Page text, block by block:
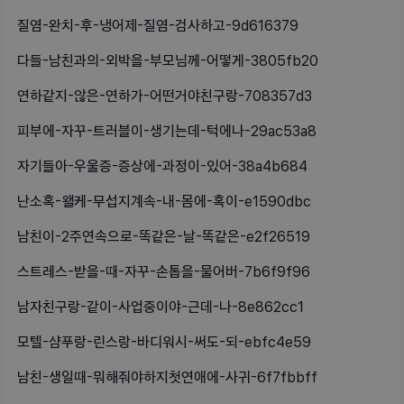
질염-완치-후-냉어제-질염-검사하고-9d616379
다들-남친과의-외박을-부모님께-어떻게-3805fb20
연하같지-않은-연하가-어떤거야친구랑-708357d3
피부에-자꾸-트러블이-생기는데-턱에나-29ac53a8
자기들아-우울증-증상에-과정이-있어-38a4b684
난소혹-왤케-무섭지계속-내-몸에-혹이-e1590dbc
남친이-2주연속으로-똑같은-날-똑같은-e2f26519
스트레스-받을-때-자꾸-손톱을-물어버-7b6f9f96
남자친구랑-같이-사업중이야-근데-나-8e862cc1
모텔-샴푸랑-린스랑-바디워시-써도-되-ebfc4e59
남친-생일때-뭐해줘야하지첫연애에-사귀-6f7fbbff